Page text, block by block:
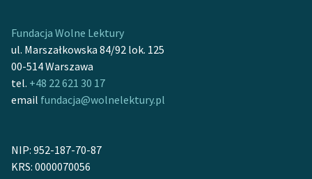
Fundacja Wolne Lektury
ul. Marszałkowska 84/92 lok. 125
00-514 Warszawa
tel. +48 22 621 30 17
email fundacja@wolnelektury.pl
NIP: 952-187-70-87
KRS: 0000070056